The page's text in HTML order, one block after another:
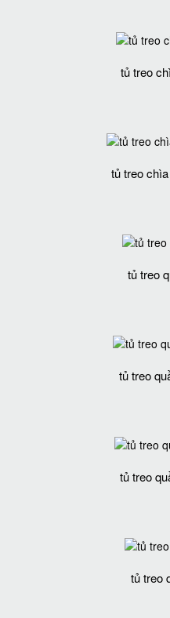
tủ treo
tủ treo
tủ treo
tủ treo
tủ treo
tủ treo